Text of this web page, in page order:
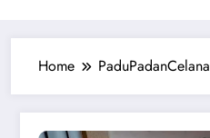
Home PaduPadanCelana